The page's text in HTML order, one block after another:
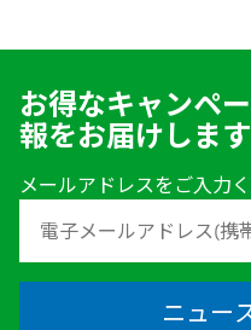
お得なキャンペ
報をお届けします
メールアドレスをご入力
ニュー